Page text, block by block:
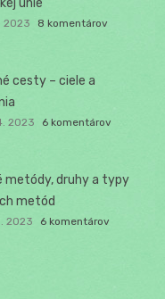
2023 8 komentárov
cesty – ciele a
2023 6 komentárov
metódy, druhy a typy
metód
2023 6 komentárov